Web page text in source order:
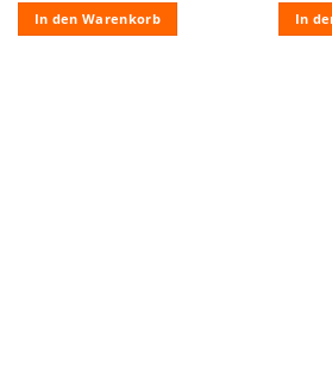
In den Warenkorb In